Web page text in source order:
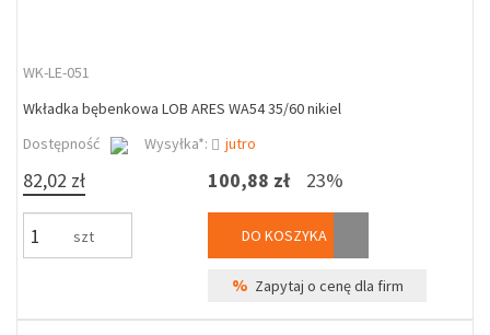
WK-LE-051
Wkładka bębenkowa LOB ARES WA54 35/60 nikiel
Dostępność
Wysyłka*: jutro
82,02 zł
szt
100,88 zł 23%
DO KOSZYKA
% Zapytaj o cenę dla firm